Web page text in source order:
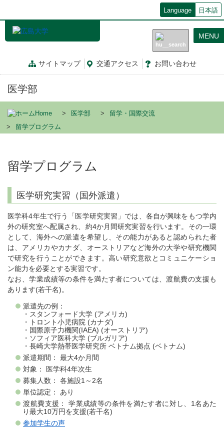
Language 日本語
サイトマップ 交通アクセス お問い合わせ
MENU
医学部
Home 医学部
留学・国際交流
留学プログラム
留学プログラム
医学研究実習（国外派遣）
医学科4年生で行う「医学研究実習」では、各自が興味をもつ学内
外の研究室へ配属され、約4か月間研究実習を行います。その一環
として、海外への派遣を希望し、その能力があると認められた者
は、アメリカやカナダ、オーストリアなど海外の大学や研究機関
で研究を行うことができます。高い研究意欲とコミュニケーショ
ン能力を必要とする実習です。
なお、学業成績等の条件を満たす者については、渡航費の支援も
あります(若干名)。
派遣先の例：
・スタンフォード大学 (アメリカ)
・トロント小児病院 (カナダ)
・国際原子力機関(IAEA) (オーストリア)
・ソフィア医科大学 (ブルガリア)
・長崎大学熱帯医学研究所 ベトナム拠点 (ベトナム)
派遣期間： 最大4か月間
対象： 医学科4年次生
募集人数： 各施設1～2名
単位認定： あり
渡航費支援： 学業成績等の条件を満たす者に対し、1名あた
り最大10万円を支援(若干名)
参加学生の声